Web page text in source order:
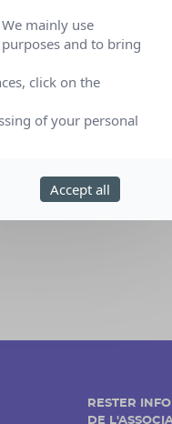
RESTER
DE
mainly use
and to bring
click on the
of your personal
Accept all